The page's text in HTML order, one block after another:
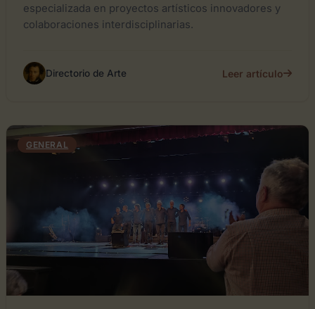
especializada en proyectos artísticos innovadores y
colaboraciones interdisciplinarias.
Directorio de Arte Leer artículo
GENERAL